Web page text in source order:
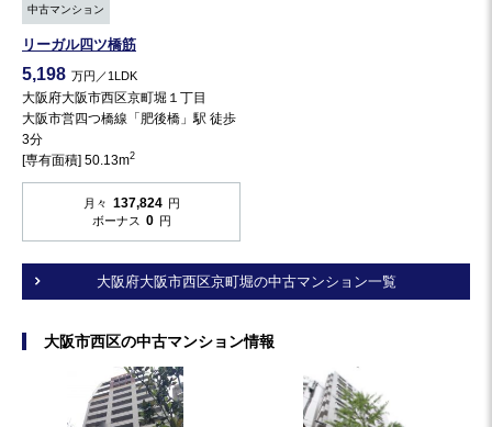
中古マンション
リーガル四ツ橋筋
5,198 万円／1LDK
大阪府大阪市西区京町堀１丁目
大阪市営四つ橋線「肥後橋」駅 徒歩
3分
[専有面積] 50.13m2
月々 137,824 円
ボーナス 0 円
大阪府大阪市西区京町堀の中古マンション一覧
大阪市西区の中古マンション情報